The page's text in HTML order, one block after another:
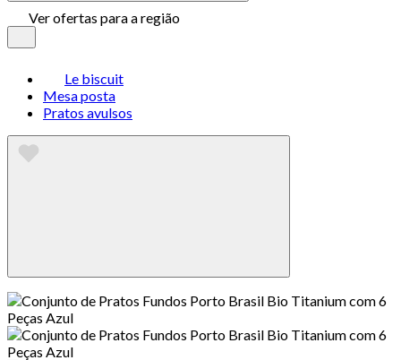
Ver ofertas para a região
Le biscuit
Mesa posta
Pratos avulsos